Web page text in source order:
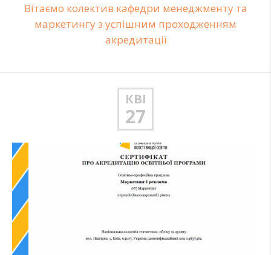
Вітаємо колектив кафедри менеджменту та
маркетингу з успішним проходженням
акредитації
КВІ
27